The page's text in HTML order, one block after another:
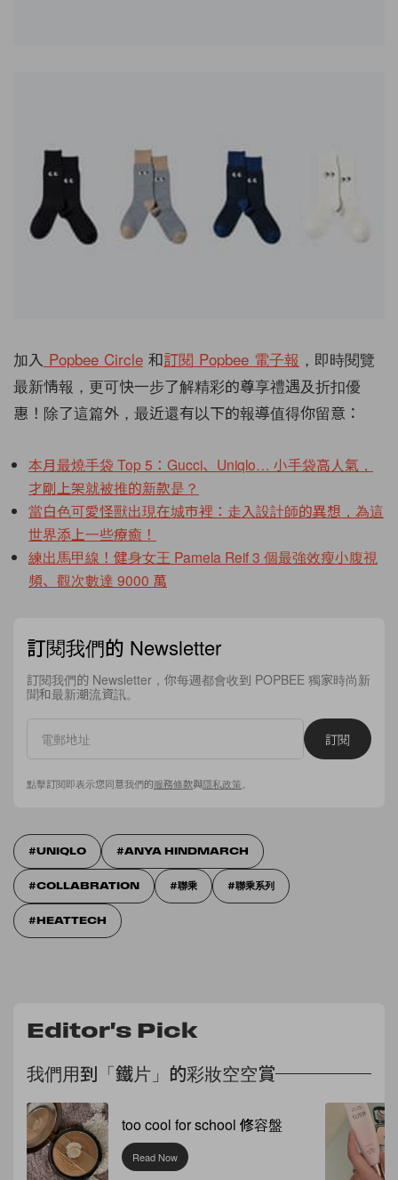
加入 Popbee Circle 和訂閱 Popbee 電子報 ，即時閱覽
最新情報，更可快一步了解精彩的尊享禮遇及折扣優
惠！除了這篇外，最近還有以下的報導值得你留意：
本月最燒手袋 Top 5：Gucci、Uniqlo… 小手袋高人氣，
才剛上架就被推的新款是？
當白色可愛怪獸出現在城市裡：走入設計師的異想，為這
世界添上一些療癒！
練出馬甲線！健身女王 Pamela Reif 3 個最強效瘦小腹視
頻、觀次數達 9000 萬
訂閱我們的 Newsletter
訂閱我們的 Newsletter，你每週都會收到 POPBEE 獨家時尚新
聞和最新潮流資訊。
訂閱
點擊訂閱即表示您同意我們的服務條款與隱私政策
UNIQLO ANYA HINDMARCH
COLLABRATION 聯乘 聯乘系列
HEATTECH
Editor's Pick
我們用到「鐵片」的彩妝空空賞
too cool for school 修容盤
Read Now